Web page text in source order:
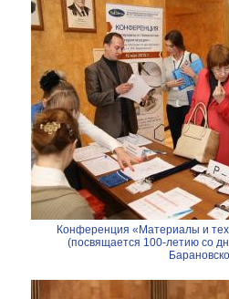
Конференция «Материалы и
(посвящается 100-летию со